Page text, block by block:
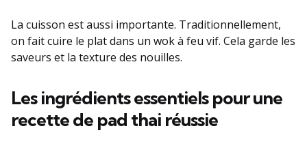
La cuisson est aussi importante. Traditionnellement,
on fait cuire le plat dans un wok à feu vif. Cela garde les
saveurs et la texture des nouilles.
Les ingrédients essentiels pour une
recette de pad thai réussie